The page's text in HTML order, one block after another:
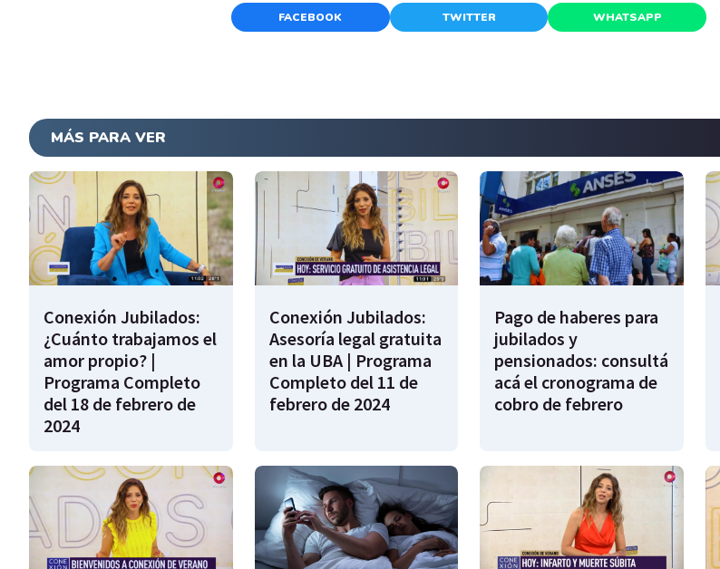
FACEBOOK TWITTER WHATSAPP
MÁS PARA VER
Conexión Jubilados:
¿Cuánto trabajamos el
amor propio? |
Programa Completo
del 18 de febrero de
2024
Conexión Jubilados:
Asesoría legal gratuita
en la UBA | Programa
Completo del 11 de
febrero de 2024
Pago de haberes para
jubilados y
pensionados: consultá
acá el cronograma de
cobro de febrero